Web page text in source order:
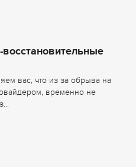
вас, что из за обрыва на
временно не